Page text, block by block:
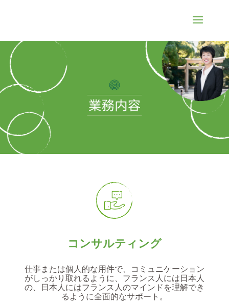
コンサルティング
仕事または個人的な用件で、コミュニケーション
がしっかり取れるように、フランス人には日本人
の、日本人にはフランス人のマインドを理解でき
るように全面的なサポート。